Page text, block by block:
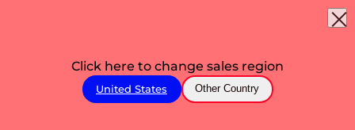
Click here to change sales region
United States Other Country